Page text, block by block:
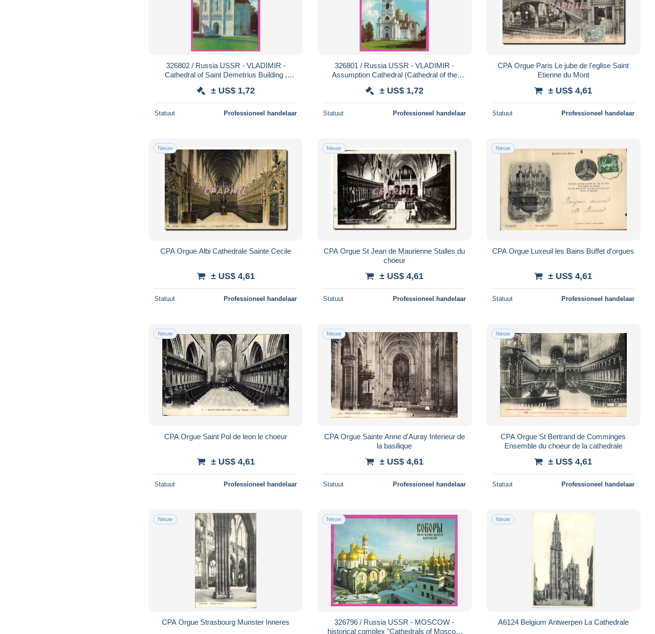
326802 / Russia USSR - VLADIMIR -
Cathedral of Saint Demetrius Building ,
± US$ 1,72
Statuut Professioneel handelaar
326801 / Russia USSR - VLADIMIR -
Assumption Cathedral (Cathedral of the
± US$ 1,72
Statuut Professioneel handelaar
CPA Orgue Paris Le jube de l'eglise Saint
Etienne du Mont
± US$ 4,61
Statuut Professioneel handelaar
Nieuw
CPA Orgue Albi Cathedrale Sainte Cecile
± US$ 4,61
Statuut Professioneel handelaar
Nieuw
CPA Orgue St Jean de Maurienne Stalles du
choeur
± US$ 4,61
Statuut Professioneel handelaar
Nieuw
CPA Orgue Luxeuil les Bains Buffet d'orgues
± US$ 4,61
Statuut Professioneel handelaar
Nieuw
CPA Orgue Saint Pol de leon le choeur
± US$ 4,61
Statuut Professioneel handelaar
Nieuw
CPA Orgue Sainte Anne d'Auray Interieur de
la basilique
± US$ 4,61
Statuut Professioneel handelaar
Nieuw
CPA Orgue St Bertrand de Comminges
Ensemble du choeur de la cathedrale
± US$ 4,61
Statuut Professioneel handelaar
Nieuw
CPA Orgue Strasbourg Munster Inneres
Nieuw
326796 / Russia USSR - MOSCOW -
historical complex "Cathedrals of Moscow
Nieuw
A6124 Belgium Antwerpen La Cathedrale